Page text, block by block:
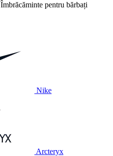
Îmbrăcăminte pentru bărbați
Nike
Arcteryx